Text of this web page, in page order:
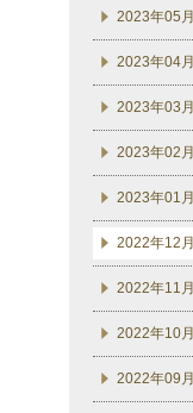
2023年05月
2023年04月
2023年03月
2023年02月
2023年01月
2022年12月
2022年11月
2022年10月
2022年09月